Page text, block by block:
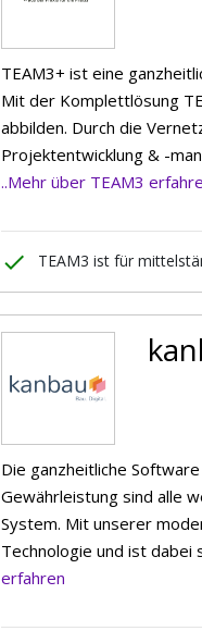
TEAM3+ ist eine
Mit der Komplettlösung
abbilden. Durch die
Projektentwicklung & -
..Mehr über TEAM3
done TEAM3 ist für
Die ganzheitliche
Gewährleistung sind alle
System. Mit unserer
Technologie und ist dabei
erfahren